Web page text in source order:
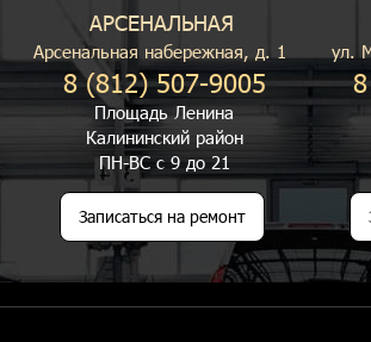
АРСЕНАЛЬНАЯ
Арсенальная набережная, д. 1
8 (812) 507-9005
Площадь Ленина
Калининский район
ПН-ВС с 9 до 21
Записаться на ремонт
ул.